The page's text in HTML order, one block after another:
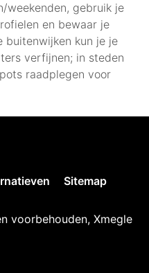
weekenden, gebruik je
en bewaar je
buitenwijken kun je je
verfijnen; in steden
raadplegen voor
Sitemap
voorbehouden, Xmegle